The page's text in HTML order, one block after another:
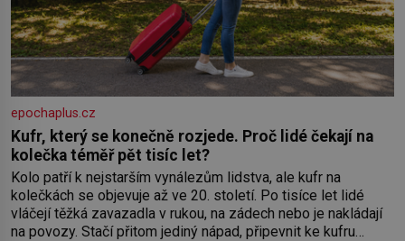
epochaplus.cz
Kufr, který se konečně rozjede. Proč lidé čekají na
kolečka téměř pět tisíc let?
Kolo patří k nejstarším vynálezům lidstva, ale kufr na
kolečkách se objevuje až ve 20. století. Po tisíce let lidé
vláčejí těžká zavazadla v rukou, na zádech nebo je nakládají
na povozy. Stačí přitom jediný nápad, připevnit ke kufru